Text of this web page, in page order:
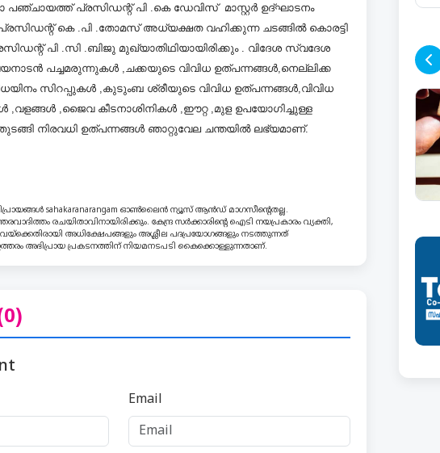
പഞ്ചായത്ത് പ്രസിഡന്റ് പി .കെ ഡേവിസ് മാസ്റ്റർ ഉദ്ഘാടനം
പ്രസിഡന്റ് കെ .പി .തോമസ് അധ്യക്ഷത വഹിക്കുന്ന ചടങ്ങിൽ കൊരട്ടി
പി .സി .ബിജു മുഖ്യാതിഥിയായിരിക്കും . വിദേശ സ്വദേശ
പച്ചമരുന്നുകൾ ,ചക്കയുടെ വിവിധ ഉത്പന്നങ്ങൾ,നെല്ലിക്ക
സിറപ്പുകൾ ,കുടുംബ ശ്രീയുടെ വിവിധ ഉത്പന്നങ്ങൾ,വിവിധ
,വളങ്ങൾ ,ജൈവ കീടനാശിനികൾ ,ഈറ്റ ,മുള ഉപയോഗിച്ചുള്ള
നിരവധി ഉത്പന്നങ്ങൾ ഞാറ്റുവേല ചന്തയിൽ ലഭ്യമാണ്.
sahakaranarangam ഓൺലൈൻ ന്യൂസ് ആൻഡ് മാഗസീന്റെതല്ല.
രചയിതാവിനായിരിക്കും. കേന്ദ്ര സർക്കാരിന്റെ ഐടി നയപ്രകാരം വ്യക്തി,
അധിക്ഷേപങ്ങളും അശ്ലീല പദപ്രയോഗങ്ങളും നടത്തുന്നത്
അഭിപ്രായ പ്രകടനത്തിന് നിയമനടപടി കൈക്കൊള്ളുന്നതാണ്.
Email